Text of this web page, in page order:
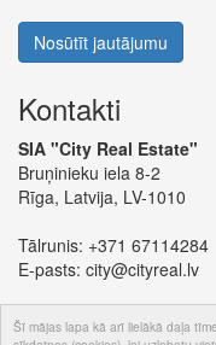
Šī mājas lapa kā arī lielākā daļa
Nosūtīt jautājumu
Kontakti
SIA "City Real Estate"
Bruņinieku iela 8-2
Rīga, Latvija, LV-1010
Tālrunis: +371 67114284
E-pasts: city@cityreal.lv